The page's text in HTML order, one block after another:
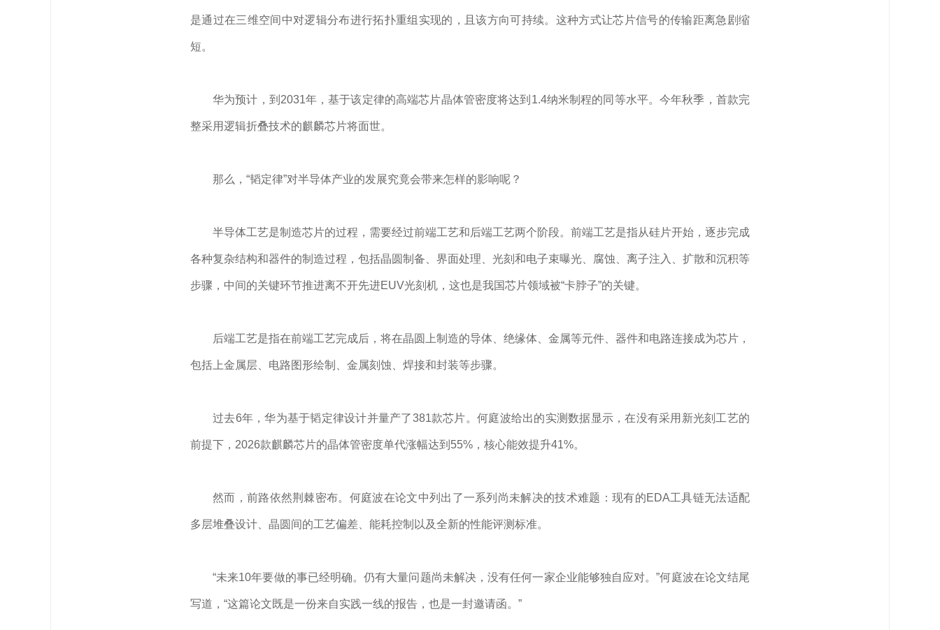
是通过在三维空间中对逻辑分布进行拓扑重组实现的，且该方向可持续。这种方式让芯片信号的传输距离急剧缩
短。
华为预计，到2031年，基于该定律的高端芯片晶体管密度将达到1.4纳米制程的同等水平。今年秋季，首款完
整采用逻辑折叠技术的麒麟芯片将面世。
那么，“韬定律”对半导体产业的发展究竟会带来怎样的影响呢？
半导体工艺是制造芯片的过程，需要经过前端工艺和后端工艺两个阶段。前端工艺是指从硅片开始，逐步完成
各种复杂结构和器件的制造过程，包括晶圆制备、界面处理、光刻和电子束曝光、腐蚀、离子注入、扩散和沉积等
步骤，中间的关键环节推进离不开先进EUV光刻机，这也是我国芯片领域被“卡脖子”的关键。
后端工艺是指在前端工艺完成后，将在晶圆上制造的导体、绝缘体、金属等元件、器件和电路连接成为芯片，
包括上金属层、电路图形绘制、金属刻蚀、焊接和封装等步骤。
过去6年，华为基于韬定律设计并量产了381款芯片。何庭波给出的实测数据显示，在没有采用新光刻工艺的
前提下，2026款麒麟芯片的晶体管密度单代涨幅达到55%，核心能效提升41%。
然而，前路依然荆棘密布。何庭波在论文中列出了一系列尚未解决的技术难题：现有的EDA工具链无法适配
多层堆叠设计、晶圆间的工艺偏差、能耗控制以及全新的性能评测标准。
“未来10年要做的事已经明确。仍有大量问题尚未解决，没有任何一家企业能够独自应对。”何庭波在论文结尾
写道，“这篇论文既是一份来自实践一线的报告，也是一封邀请函。”